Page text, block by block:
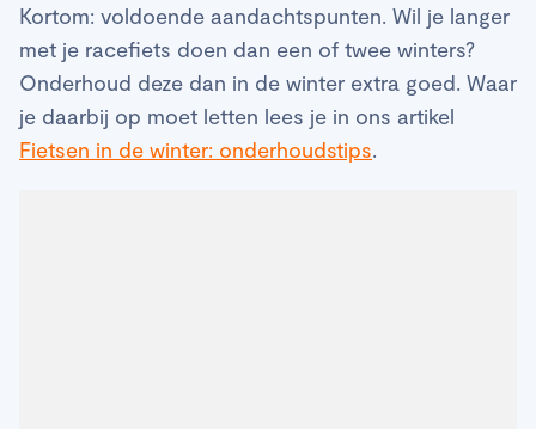
Kortom: voldoende aandachtspunten. Wil je langer
met je racefiets doen dan een of twee winters?
Onderhoud deze dan in de winter extra goed. Waar
je daarbij op moet letten lees je in ons artikel
Fietsen in de winter: onderhoudstips.